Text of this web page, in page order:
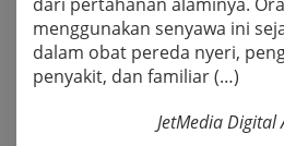
menggunakan senyawa ini
dalam obat pereda nyeri,
penyakit, dan familiar (…)
JetMedia Digital